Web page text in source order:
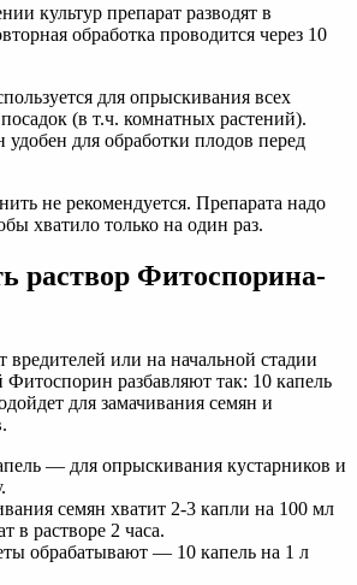
культур препарат разводят в
обработка проводится через 10
для опрыскивания всех
(в т.ч. комнатных растений).
для обработки плодов перед
не рекомендуется. Препарата надо
хватило только на один раз.
раствор Фитоспорина-
вредителей или на начальной стадии
разбавляют так: 10 капель
для замачивания семян и
— для опрыскивания кустарников и
семян хватит 2-3 капли на 100 мл
в растворе 2 часа.
обрабатывают — 10 капель на 1 л